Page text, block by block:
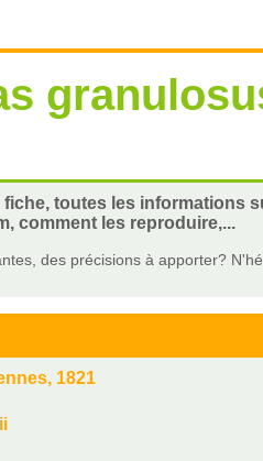
fiche, toutes les informations
comment les reproduire,...
des précisions à apporter?
1821